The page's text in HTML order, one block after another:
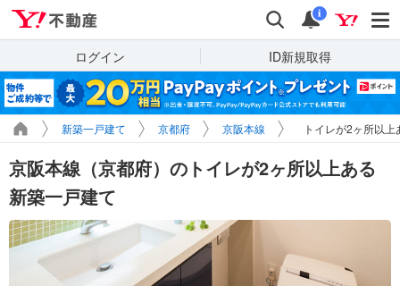
検索 通知
i
ログイン ID新規取得
新築一戸建て 京都府 京阪本線 トイレが2ヶ所以
京阪本線（京都府）のトイレが2ヶ所以上ある
新築一戸建て